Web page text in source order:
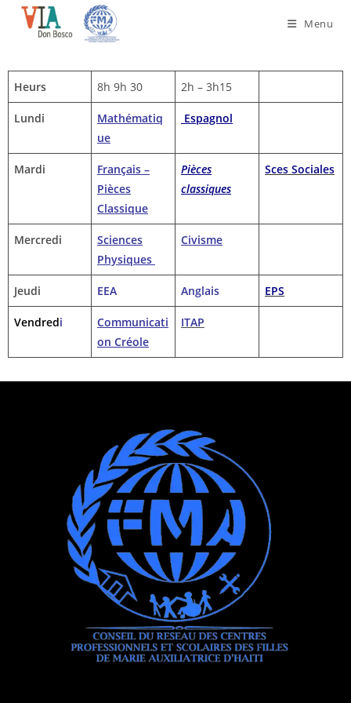
Menu
Heurs 8h 9h 30 2h – 3h15
Lundi
Mathématiq
ue
Espagnol
Mardi
Français –
Pièces
Classique
Pièces
classiques
Sces Sociales
Mercredi
Sciences
Physiques
Civisme
Jeudi EEA Anglais EPS
Vendredi
Communicati
on Créole
ITAP